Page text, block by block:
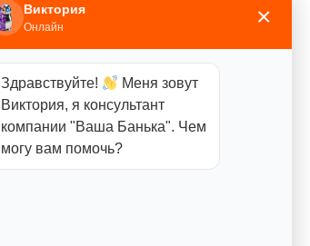
Виктория
Онлайн ×
Здравствуйте!
Меня зовут
Виктория, я консультант
компании "Ваша Банька". Чем
могу вам помочь?